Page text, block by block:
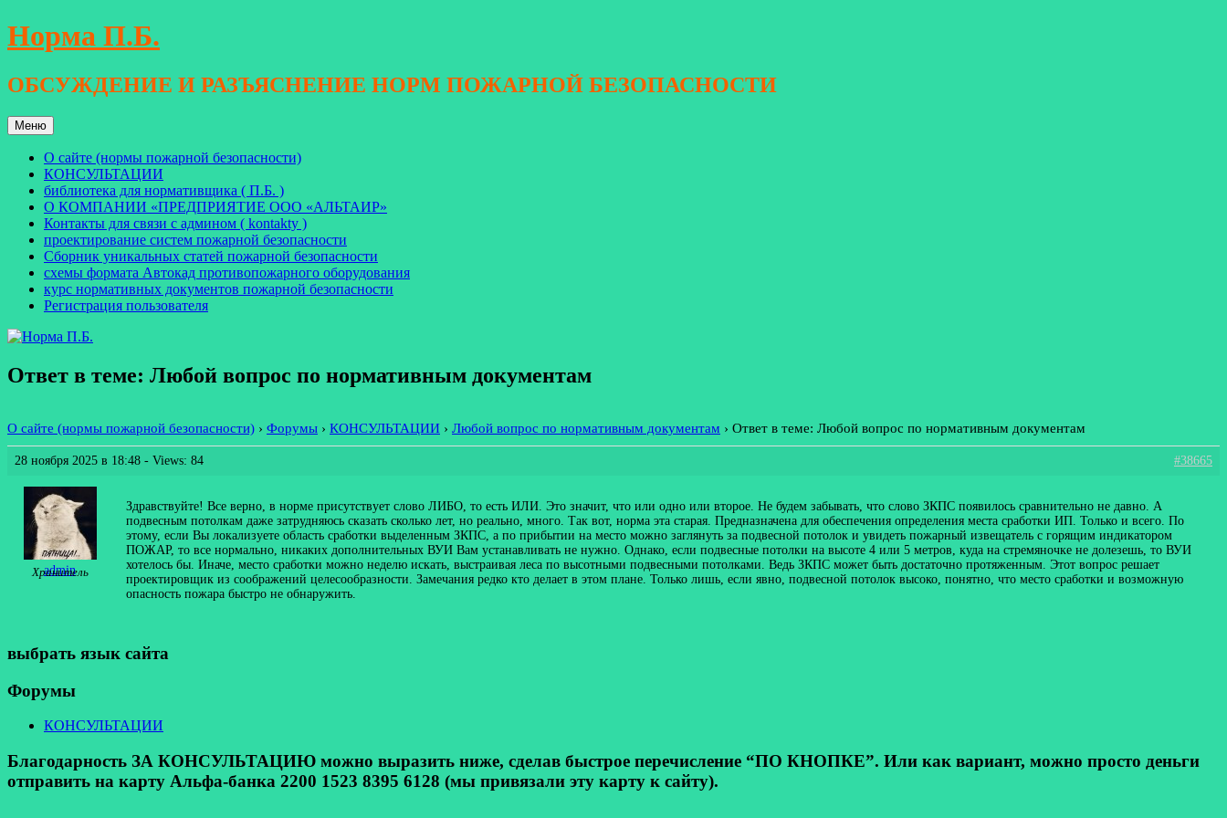
Перейти
к
Норма П.Б.
ОБСУЖДЕНИЕ И РАЗЪЯСНЕНИЕ НОРМ ПОЖАРНОЙ БЕЗОПАСНОСТИ
Меню
О сайте (нормы пожарной безопасности)
КОНСУЛЬТАЦИИ
библиотека для нормативщика ( П.Б. )
О КОМПАНИИ «ПРЕДПРИЯТИЕ ООО «АЛЬТАИР»
Контакты для связи с админом ( kontakty )
проектирование систем пожарной безопасности
Сборник уникальных статей пожарной безопасности
схемы формата Автокад противопожарного оборудования
курс нормативных документов пожарной безопасности
Регистрация пользователя
Ответ в теме: Любой вопрос по нормативным документам
О сайте (нормы пожарной безопасности) › Форумы › КОНСУЛЬТАЦИИ › Любой вопрос по нормативным документам › Ответ в теме: Любой вопрос по нормативным документам
28 ноября 2025 в 18:48 - Views: 84 #38665
admin
Хранитель
Здравствуйте! Все верно, в норме присутствует слово ЛИБО, то есть ИЛИ. Это значит, что или одно или второе. Не будем забывать, что слово ЗКПС появилось сравнительно не давно. А
подвесным потолкам даже затрудняюсь сказать сколько лет, но реально, много. Так вот, норма эта старая. Предназначена для обеспечения определения места сработки ИП. Только и всего. По
этому, если Вы локализуете область сработки выделенным ЗКПС, а по прибытии на место можно заглянуть за подвесной потолок и увидеть пожарный извещатель с горящим индикатором
ПОЖАР, то все нормально, никаких дополнительных ВУИ Вам устанавливать не нужно. Однако, если подвесные потолки на высоте 4 или 5 метров, куда на стремяночке не долезешь, то ВУИ
хотелось бы. Иначе, место сработки можно неделю искать, выстраивая леса по высотными подвесными потолками. Ведь ЗКПС может быть достаточно протяженным. Этот вопрос решает
проектировщик из соображений целесообразности. Замечания редко кто делает в этом плане. Только лишь, если явно, подвесной потолок высоко, понятно, что место сработки и возможную
опасность пожара быстро не обнаружить.
выбрать язык сайта
Форумы
КОНСУЛЬТАЦИИ
Благодарность ЗА КОНСУЛЬТАЦИЮ можно выразить ниже, сделав быстрое перечисление “ПО КНОПКЕ”. Или как вариант, можно просто деньги
отправить на карту Альфа-банка 2200 1523 8395 6128 (мы привязали эту карту к сайту).